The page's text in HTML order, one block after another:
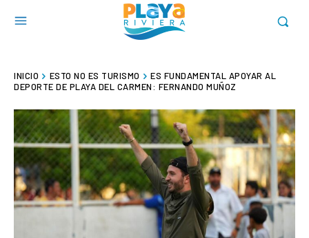
INICIO ESTO NO ES TURISMO
ES FUNDAMENTAL APOYAR AL
DEPORTE DE PLAYA DEL CARMEN: FERNANDO MUÑOZ